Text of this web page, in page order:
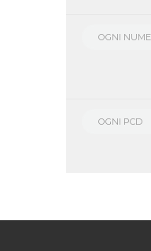
OGNI
OGNI PCD